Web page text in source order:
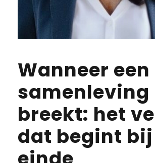
Wanneer een
samenleving
breekt: het
dat begint